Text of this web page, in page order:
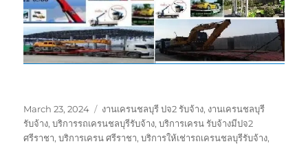
Posted
on
March 23, 2024 Tags
งานเครนชลบุรี ปจ2 รับจ้าง, งานเครนชลบุรี
รับจ้าง,บริการรถเครนชลบุรีรับจ้าง,บริการเครน รับจ้างมีปจ2
ศรีราชา,บริการเครน ศรีราชา,บริการให้เช่ารถเครนชลบุรีรับจ้าง,